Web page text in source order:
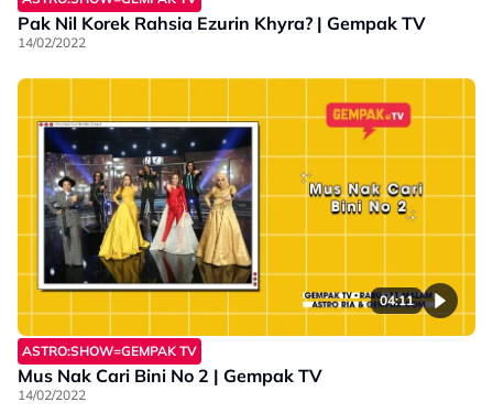
Pak Nil Korek Rahsia Ezurin Khyra? | Gempak TV
14/02/2022
04:11
ASTRO:SHOW=GEMPAK TV
Mus Nak Cari Bini No 2 | Gempak TV
14/02/2022